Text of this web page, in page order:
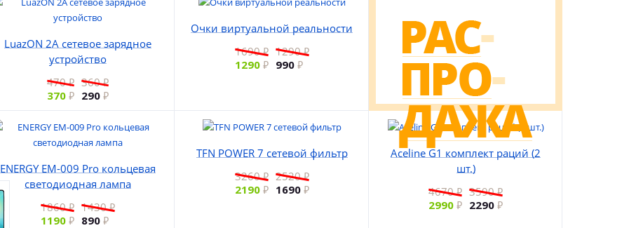
LuazON 2A сетевое зарядное
устройство
470
370
360
290
Очки виртуальной реальности
1690
1290
1290
990
ENERGY EM-009 Pro кольцевая
светодиодная лампа
1860
1190
1430
890
TFN POWER 7 сетевой фильтр
3260
2190
2520
1690
Aceline G1 комплект раций (2
шт.)
4670
2990
3590
2290